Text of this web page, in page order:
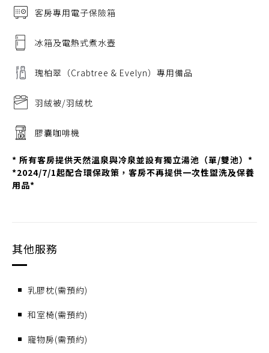
客房專用電子保險箱
冰箱及電熱式煮水壺
瑰柏翠（Crabtree & Evelyn）專用備品
羽絨被/羽絨枕
膠囊咖啡機
* 所有客房提供天然溫泉與冷泉並設有獨立湯池（單/雙池）*
*2024/7/1起配合環保政策，客房不再提供一次性盥洗及保養
用品*
其他服務
乳膠枕(需預約)
和室椅(需預約)
寵物房(需預約)